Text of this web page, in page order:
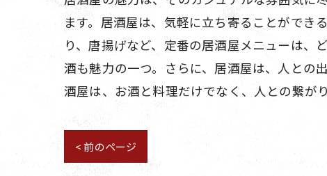
ます。居酒屋は、気軽に立ち寄ることができ
り、唐揚げなど、定番の居酒屋メニューは、
酒も魅力の一つ。さらに、居酒屋は、人との
酒屋は、お酒と料理だけでなく、人との繋が
< 前のページ